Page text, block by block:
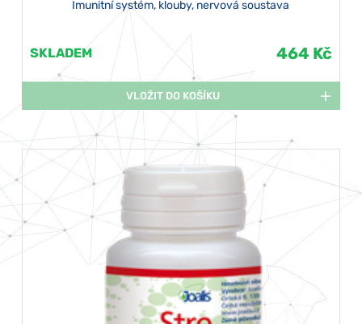
Imunitní systém, klouby, nervová soustava
SKLADEM 464 Kč
VLOŽIT DO KOŠÍKU